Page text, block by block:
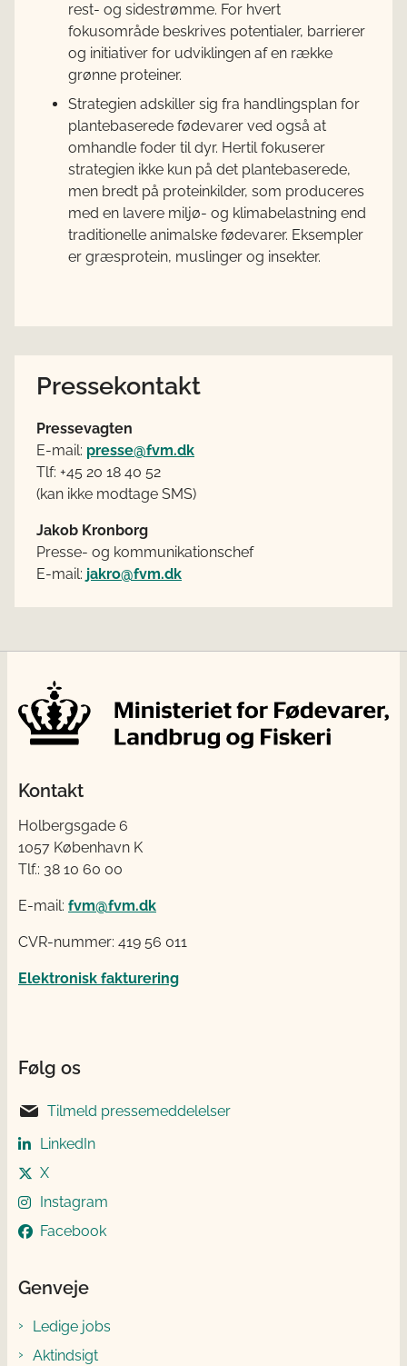
rest- og sidestrømme. For hvert
fokusområde beskrives potentialer, barrierer
og initiativer for udviklingen af en række
grønne proteiner.
Strategien adskiller sig fra handlingsplan for
plantebaserede fødevarer ved også at
omhandle foder til dyr. Hertil fokuserer
strategien ikke kun på det plantebaserede,
men bredt på proteinkilder, som produceres
med en lavere miljø- og klimabelastning end
traditionelle animalske fødevarer. Eksempler
er græsprotein, muslinger og insekter.
Pressekontakt
Pressevagten
E-mail: presse@fvm.dk
Tlf: +45 20 18 40 52
(kan ikke modtage SMS)
Jakob Kronborg
Presse- og kommunikationschef
E-mail: jakro@fvm.dk
Kontakt
Holbergsgade 6
1057 København K
Tlf.: 38 10 60 00
E-mail: fvm@fvm.dk
CVR-nummer: 419 56 011
Elektronisk fakturering
Følg os
Tilmeld pressemeddelelser
LinkedIn
X
Instagram
Facebook
Genveje
Ledige jobs
Aktindsigt